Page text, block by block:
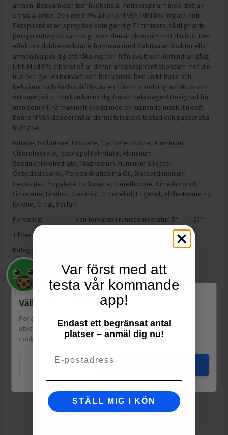
ämnen -Bekväm och torr hudkänsla -Antiperspirant med doft av
citrus & örter -Deo med 0% alkohol NIVEA MEN Dry Impact Anti-
Perspirant är en spraydeo som ger dig 72 timmars pålitligt anti-
perspirantskydd samtidigt som den är skonsam mot din hud. Den
effektiva dubbelverkande formulan med 2 aktiva antibakteriella
ämnen hjälper dig att hålla dig torr från svett och förhindrar dålig
lukt. Med 0% alkohol så är denna antiperspirant skonsam mot din
hud och ger en bekväm och torr känsla. Den unikt torra och
bekväma hudkänslan åtföljs av en fräsch blandning av citrus-och
örttoner, så att du kan känna dig fräsch hela dagen! Designad för
män som vill ha maximalt skydd med en lugnande maskulin doft.
Denna NIVEA deodorant är dermatologiskt testad och passar alla
hudtyper.
Butane, Isobutane, Propane, Cyclomethicone, Aluminum
Chlorohydrate, Isopropyl Palmitate, Aluminum
Sesquichlorohydrate, Magnesium Aluminum Silicate,
Octyldodecanol, Persea Gratissima Oil, Disteardimonium
Hectorite, Propylene Carbonate, Dimethicone, Dimethiconol,
Limonene, Linalool, Geraniol, Citronellol, Eugenol, Alpha-Isomethyl
Ionone, Citral, Parfum
Förvaring:
Kan förvaras i rumstemperatur. 5° — 25°
Tillverkning:
Kategorier:
Välkommen till Matspar.se
För att leverera en personlig upplevelse, mäta sajtens
utveckling och ha sociala medier-koppling använder vi
cookies.
Läs mer
Mina val
Var först med att
testa vår kommande
app!
Endast ett begränsat antal
platser – anmäl dig nu!
STÄLL MIG I KÖN